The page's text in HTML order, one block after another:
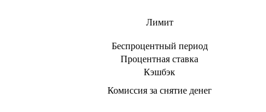
Лимит
Беспроцентный период
Процентная ставка
Кэшбэк
Комиссия за снятие денег